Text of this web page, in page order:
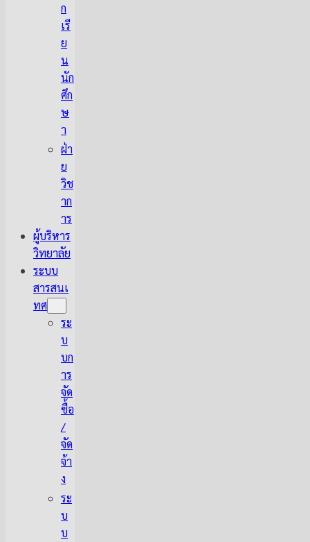
ก
เรี
ย
น
นัก
ศึก
ษ
า
ฝ่า
ย
วิช
าก
าร
ผู้บริหาร
วิทยาลัย
ระบบ
สารสนเ
ทศ
ระ
บ
บก
าร
จัด
ซื้อ
/
จัด
จ้า
ง
ระ
บ
บ